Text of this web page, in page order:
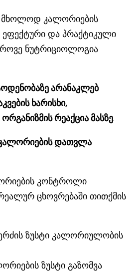
კალორიების
და პრაქტიკული
ნუტრიციოლოგია
არანაკლებ
ხარისხი,
რეაქცია მასზე.
დათვლა
კონტროლი
ცხოვრებაში თითქმის
ზუსტი კალორიულობის
ზუსტი გაზომვა